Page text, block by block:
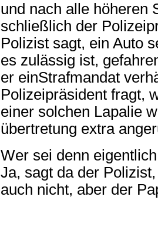
und nach alle höheren
schließlich der
Polizist sagt, ein Auto
es zulässig ist,
er einStrafmandat
Polizeipräsident fragt,
einer solchen Lapalie
übertretung extra
Wer sei denn
Ja, sagt da der
auch nicht, aber der